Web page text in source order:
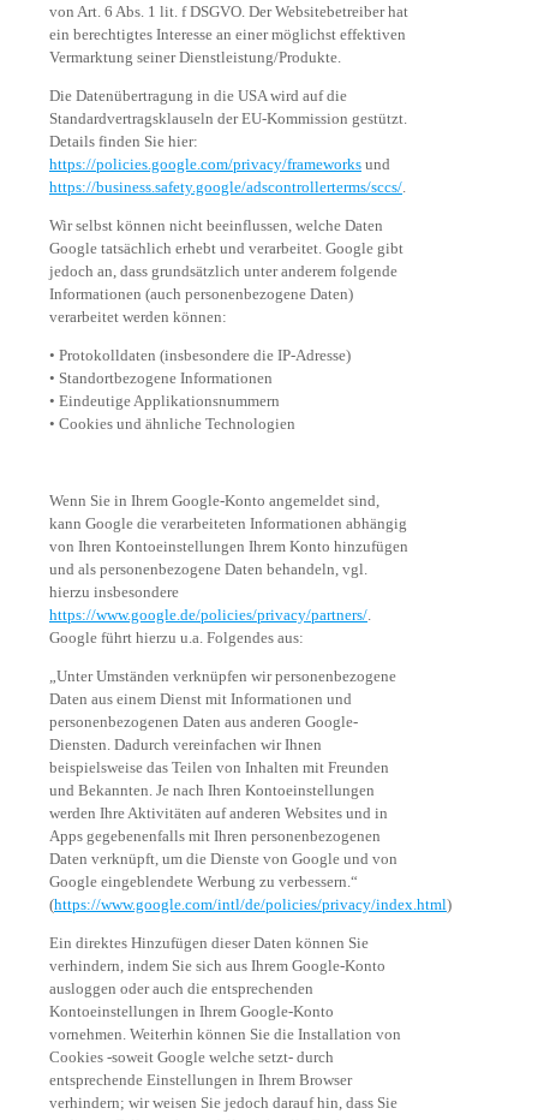
von Art. 6 Abs. 1 lit. f DSGVO. Der Websitebetreiber hat
ein berechtigtes Interesse an einer möglichst effektiven
Vermarktung seiner Dienstleistung/Produkte.
Die Datenübertragung in die USA wird auf die
Standardvertragsklauseln der EU-Kommission gestützt.
Details finden Sie hier:
https://policies.google.com/privacy/frameworks und
https://business.safety.google/adscontrollerterms/sccs/.
Wir selbst können nicht beeinflussen, welche Daten
Google tatsächlich erhebt und verarbeitet. Google gibt
jedoch an, dass grundsätzlich unter anderem folgende
Informationen (auch personenbezogene Daten)
verarbeitet werden können:
• Protokolldaten (insbesondere die IP-Adresse)
• Standortbezogene Informationen
• Eindeutige Applikationsnummern
• Cookies und ähnliche Technologien
Wenn Sie in Ihrem Google-Konto angemeldet sind,
kann Google die verarbeiteten Informationen abhängig
von Ihren Kontoeinstellungen Ihrem Konto hinzufügen
und als personenbezogene Daten behandeln, vgl.
hierzu insbesondere
https://www.google.de/policies/privacy/partners/.
Google führt hierzu u.a. Folgendes aus:
„Unter Umständen verknüpfen wir personenbezogene
Daten aus einem Dienst mit Informationen und
personenbezogenen Daten aus anderen Google-
Diensten. Dadurch vereinfachen wir Ihnen
beispielsweise das Teilen von Inhalten mit Freunden
und Bekannten. Je nach Ihren Kontoeinstellungen
werden Ihre Aktivitäten auf anderen Websites und in
Apps gegebenenfalls mit Ihren personenbezogenen
Daten verknüpft, um die Dienste von Google und von
Google eingeblendete Werbung zu verbessern.“
(https://www.google.com/intl/de/policies/privacy/index.html)
Ein direktes Hinzufügen dieser Daten können Sie
verhindern, indem Sie sich aus Ihrem Google-Konto
ausloggen oder auch die entsprechenden
Kontoeinstellungen in Ihrem Google-Konto
vornehmen. Weiterhin können Sie die Installation von
Cookies -soweit Google welche setzt- durch
entsprechende Einstellungen in Ihrem Browser
verhindern; wir weisen Sie jedoch darauf hin, dass Sie